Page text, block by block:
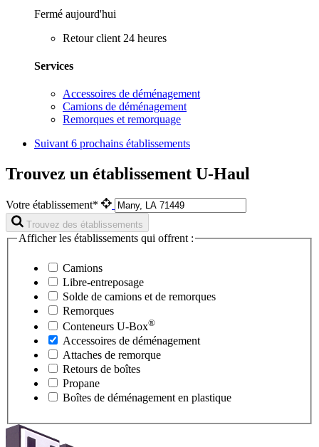
Fermé aujourd'hui
Retour client 24 heures
Services
Accessoires de déménagement
Camions de déménagement
Remorques et remorquage
Suivant 6 prochains établissements
Trouvez un établissement U-Haul
Votre établissement*
Trouvez des établissements
Afficher les établissements qui offrent :
Camions
Libre-entreposage
Solde de camions et de remorques
Remorques
Conteneurs U-Box®
Accessoires de déménagement
Attaches de remorque
Retours de boîtes
Propane
Boîtes de déménagement en plastique